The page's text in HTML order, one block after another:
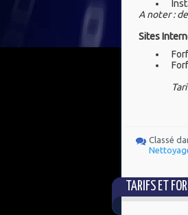
A noter :
Sites
Classé
TARIFS ET